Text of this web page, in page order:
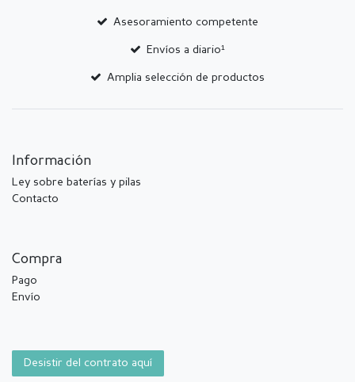
Asesoramiento competente
Envíos a diario¹
Amplia selección de productos
Información
Ley sobre baterías y pilas
Contacto
Compra
Pago
Envío
Desistir del contrato aquí